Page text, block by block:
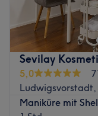
doch lieber einen
so, bei Beauty Box
Wünsche wahr.
Nagelmodellage
genieße die Vielfalt
einen
zaubern lassen.
neuen Look.
Sevilay
5,0
Ludwigsvorstadt,
Maniküre mit